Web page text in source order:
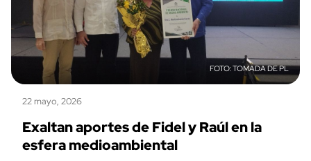
TOMADA DE PL
22 mayo, 2026
Exaltan aportes de Fidel y Raúl en la
esfera medioambiental